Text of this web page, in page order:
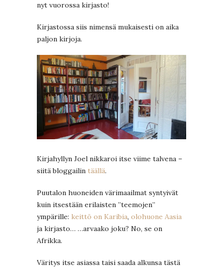
nyt vuorossa kirjasto!
Kirjastossa siis nimensä mukaisesti on aika
paljon kirjoja.
Kirjahyllyn Joel nikkaroi itse viime talvena –
siitä bloggailin täällä.
Puutalon huoneiden värimaailmat syntyivät
kuin itsestään erilaisten ”teemojen”
ympärille: keittö on Karibia, olohuone Aasia
ja kirjasto… …arvaako joku? No, se on
Afrikka.
Väritys itse asiassa taisi saada alkunsa tästä